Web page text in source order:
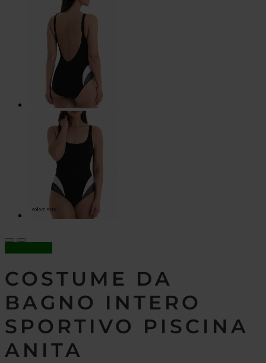
COSTUME DA
BAGNO INTERO
SPORTIVO PISCINA
ANITA